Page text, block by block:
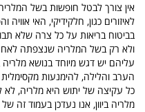
אין צורך לבטל חופשות בשל
לאיזורים כגון, חלקידיקי, האי אוויה
בביטוח בריאות על כל צרה שלא
ולא רק בשל המלריה שנצפתה
עליהם יש דגש מיוחד בנושא
הערב והלילה, להימנעות
כל עקיצה של יתוש היא מלריה,
מלריה ביוון, אנו נעדכן בעמוד זה של